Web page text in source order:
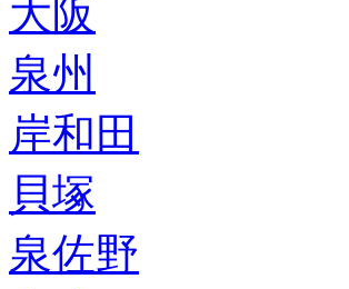
大阪
泉州
岸和田
貝塚
泉佐野